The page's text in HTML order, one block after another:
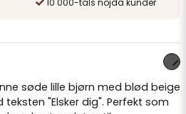
søde lille bjørn med blød beige
"Elsker dig". Perfekt som